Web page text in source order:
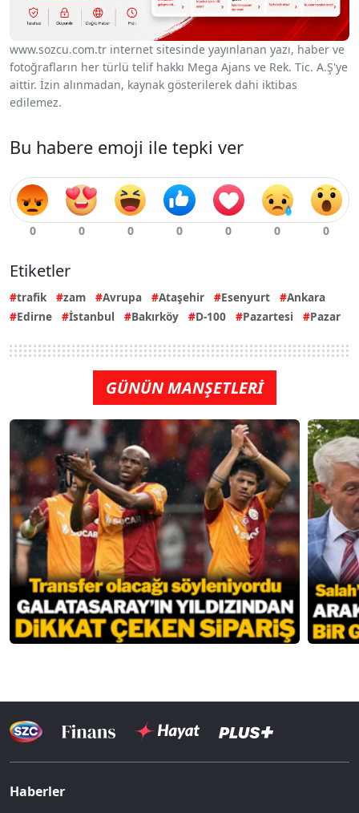
www.sozcu.com.tr internet sitesinde yayınlanan yazı, haber ve
fotoğrafların her türlü telif hakkı Mega Ajans ve Rek. Tic. A.Ş'ye
aittir. İzin alınmadan, kaynak gösterilerek dahi iktibas
edilemez.
Bu habere emoji ile tepki ver
Etiketler
trafik zam Avrupa Ataşehir Esenyurt
Ankara
Edirne
İstanbul Bakırköy D-100 Pazartesi Pazar
GÜNÜN MANŞETLERİ
Haberler